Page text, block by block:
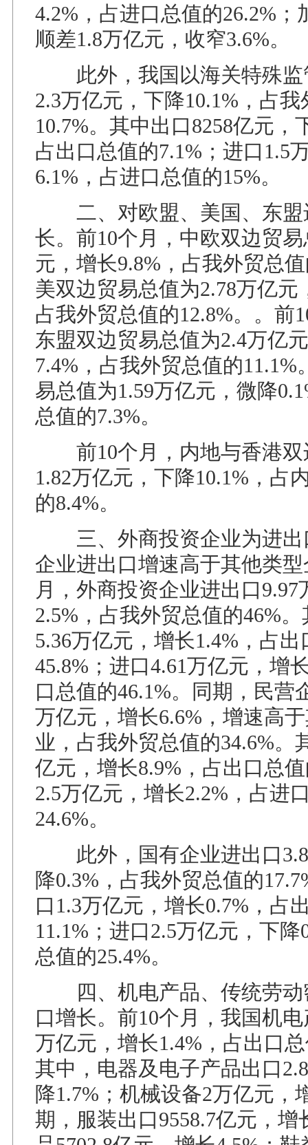
4.2%，占进口总值的26.2%；
顺差1.8万亿元，收窄3.6%。
此外，我国以海关特殊监
2.3万亿元，下降10.1%，占
10.7%。其中出口8258亿元，
占出口总值的7.1%；进口1.5
6.1%，占进口总值的15%。
二、对欧盟、美国、东盟
长。前10个月，中欧双边贸
元，增长9.8%，占我外贸总
美双边贸易总值为2.78万亿元
占我外贸总值的12.8%。。前
东盟双边贸易总值为2.4万亿
7.4%，占我外贸总值的11.1%
易总值为1.59万亿元，微降
总值的7.3%。
前10个月，内地与香港双
1.82万亿元，下降10.1%，占
的8.4%。
三、外商投资企业为进出
企业进出口增速高于其他类
月，外商投资企业进出口9.97
2.5%，占我外贸总值的46%
5.36万亿元，增长1.4%，占
45.8%；进口4.61万亿元，增
口总值的46.1%。同期，民营
万亿元，增长6.6%，增速高
业，占我外贸总值的34.6%。
亿元，增长8.9%，占出口总
2.5万亿元，增长2.2%，占进
24.6%。
此外，国有企业进出口3.8
降0.3%，占我外贸总值的
口1.3万亿元，增长0.7%，占
11.1%；进口2.5万亿元，下降
总值的25.4%。
四、机电产品、传统劳动
口增长。前10个月，我国机
万亿元，增长1.4%，占出口
其中，电器及电子产品出口
降1.7%；机械设备2万亿元，
期，服装出口9558.7亿元，增